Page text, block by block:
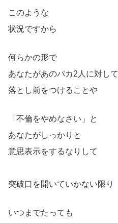
このような
状況ですから
何らかの形で
あなたがあのバカ2人に対して
落とし前をつけることや
「不倫をやめなさい」と
あなたがしっかりと
意思表示をするなりして
突破口を開いていかない限り
いつまでたっても